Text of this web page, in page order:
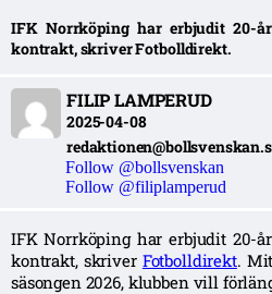
IFK Norrköping har erbjudit 20-
kontrakt, skriver Fotbolldirekt.
FILIP LAMPERUD
2025-04-08
Follow @bollsvenskan
Follow @filiplamperud
IFK Norrköping har erbjudit 20-
kontrakt, skriver Fotbolldirekt.
säsongen 2026, klubben vill